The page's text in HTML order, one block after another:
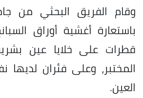
وقام الفريق البحثي من
باستعارة أغشية أوراق
قطرات على خلايا عين
المختبر، وعلى فئران
العين.